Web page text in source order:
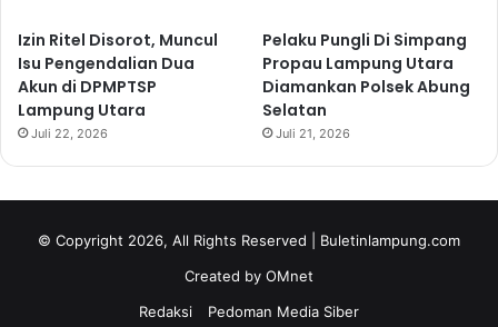
Izin Ritel Disorot, Muncul
Isu Pengendalian Dua
Akun di DPMPTSP
Lampung Utara
Juli 22, 2026
Pelaku Pungli Di Simpang
Propau Lampung Utara
Diamankan Polsek Abung
Selatan
Juli 21, 2026
© Copyright 2026, All Rights Reserved | Buletinlampung.com
Created by OMnet
Redaksi
Pedoman Media Siber